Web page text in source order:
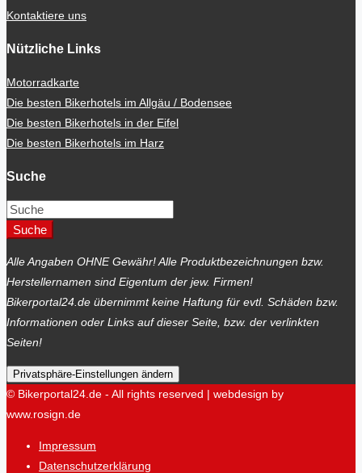
Kontaktiere uns
Nützliche Links
Motorradkarte
Die besten Bikerhotels im Allgäu / Bodensee
Die besten Bikerhotels in der Eifel
Die besten Bikerhotels im Harz
Suche
Suche
Alle Angaben OHNE Gewähr! Alle Produktbezeichnungen bzw.
Herstellernamen sind Eigentum der jew. Firmen!
Bikerportal24.de übernimmt keine Haftung für evtl. Schäden bzw.
Informationen oder Links auf dieser Seite, bzw. der verlinkten
Seiten!
Privatsphäre-Einstellungen ändern
© Bikerportal24.de - All rights reserved | webdesign by
www.rosign.de
Impressum
Datenschutzerklärung